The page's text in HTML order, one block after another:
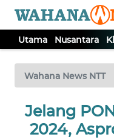
Utama Nusantara
Wahana News NTT
Jelang
2024,
TV
Tutup
UTAMA